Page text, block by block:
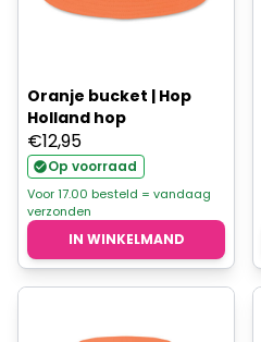
Oranje bucket | Hop
Holland hop
€12,95
Op voorraad
Voor 17.00 besteld = vandaag
verzonden
IN WINKELMAND